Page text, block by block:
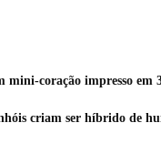
mini-coração impresso em
criam ser híbrido de